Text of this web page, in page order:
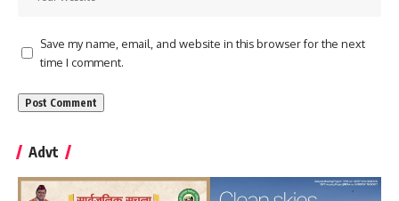
Save my name, email, and website in this browser for the next
time I comment.
Advt